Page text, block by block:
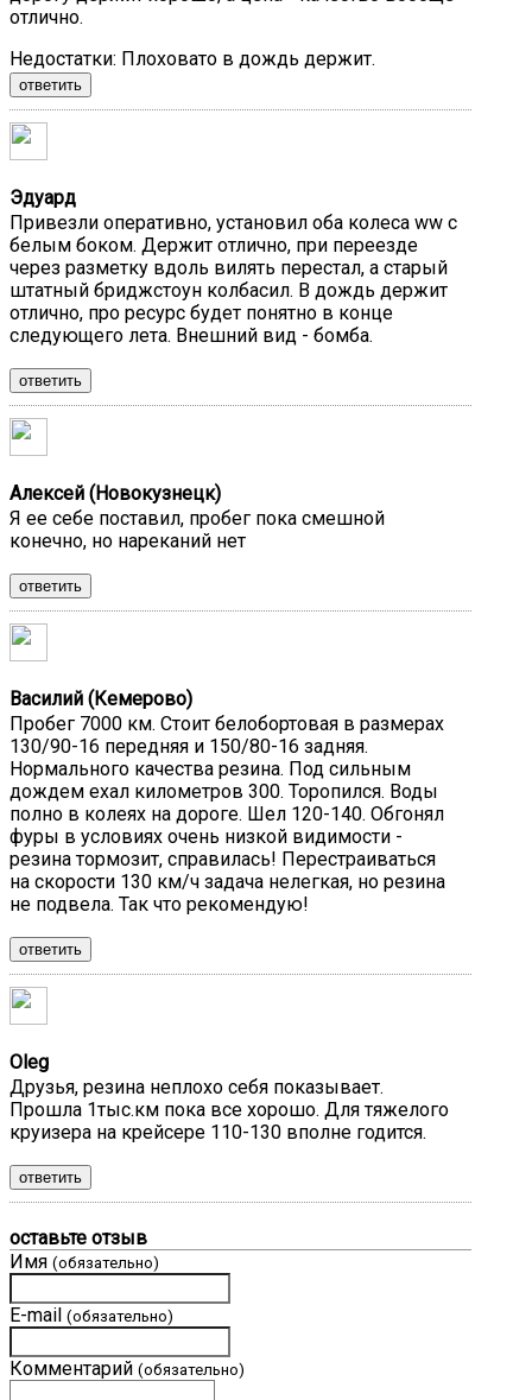
отлично.
Недостатки: Плоховато в дождь держит.
ответить
Эдуард
Привезли оперативно, установил оба колеса ww с
белым боком. Держит отлично, при переезде
через разметку вдоль вилять перестал, а старый
штатный бриджстоун колбасил. В дождь держит
отлично, про ресурс будет понятно в конце
следующего лета. Внешний вид - бомба.
ответить
Алексей (Новокузнецк)
Я ее себе поставил, пробег пока смешной
конечно, но нареканий нет
ответить
Василий (Кемерово)
Пробег 7000 км. Стоит белобортовая в размерах
130/90-16 передняя и 150/80-16 задняя.
Нормального качества резина. Под сильным
дождем ехал километров 300. Торопился. Воды
полно в колеях на дороге. Шел 120-140. Обгонял
фуры в условиях очень низкой видимости -
резина тормозит, справилась! Перестраиваться
на скорости 130 км/ч задача нелегкая, но резина
не подвела. Так что рекомендую!
ответить
Oleg
Друзья, резина неплохо себя показывает.
Прошла 1тыс.км пока все хорошо. Для тяжелого
круизера на крейсере 110-130 вполне годится.
ответить
оставьте отзыв
Имя (обязательно)
E-mail (обязательно)
Комментарий (обязательно)